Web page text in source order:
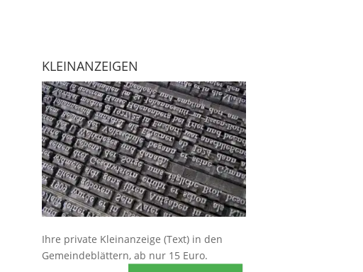
KLEINANZEIGEN
Ihre private Kleinanzeige (Text) in den
Gemeindeblättern, ab nur 15 Euro.